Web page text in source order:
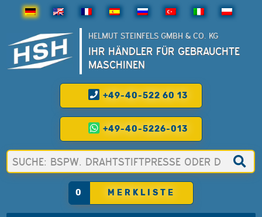
HELMUT STEINFELS GMBH & CO. KG
IHR HÄNDLER FÜR GEBRAUCHTE
MASCHINEN
+49-40-522 60 13
+49-40-5226-013
0 MERKLISTE